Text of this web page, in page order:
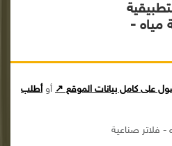
مياه -
على كامل بيانات الموقع ↗ أوأطلب
فلاتر صناعية